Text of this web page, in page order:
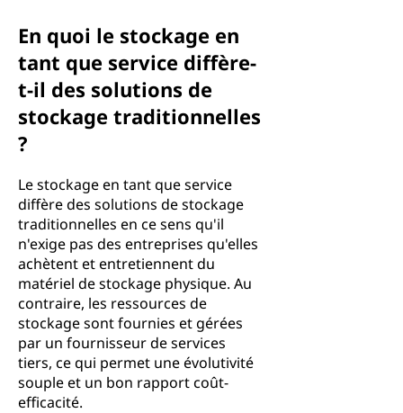
En quoi le stockage en
tant que service diffère-
t-il des solutions de
stockage traditionnelles
?
Le stockage en tant que service
diffère des solutions de stockage
traditionnelles en ce sens qu'il
n'exige pas des entreprises qu'elles
achètent et entretiennent du
matériel de stockage physique. Au
contraire, les ressources de
stockage sont fournies et gérées
par un fournisseur de services
tiers, ce qui permet une évolutivité
souple et un bon rapport coût-
efficacité.